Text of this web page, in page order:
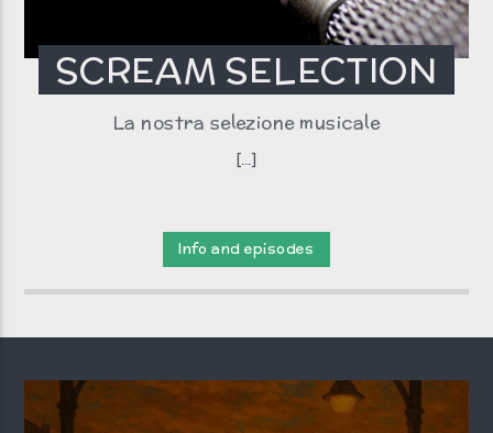
SCREAM SELECTION
La nostra selezione musicale
[...]
Info and episodes